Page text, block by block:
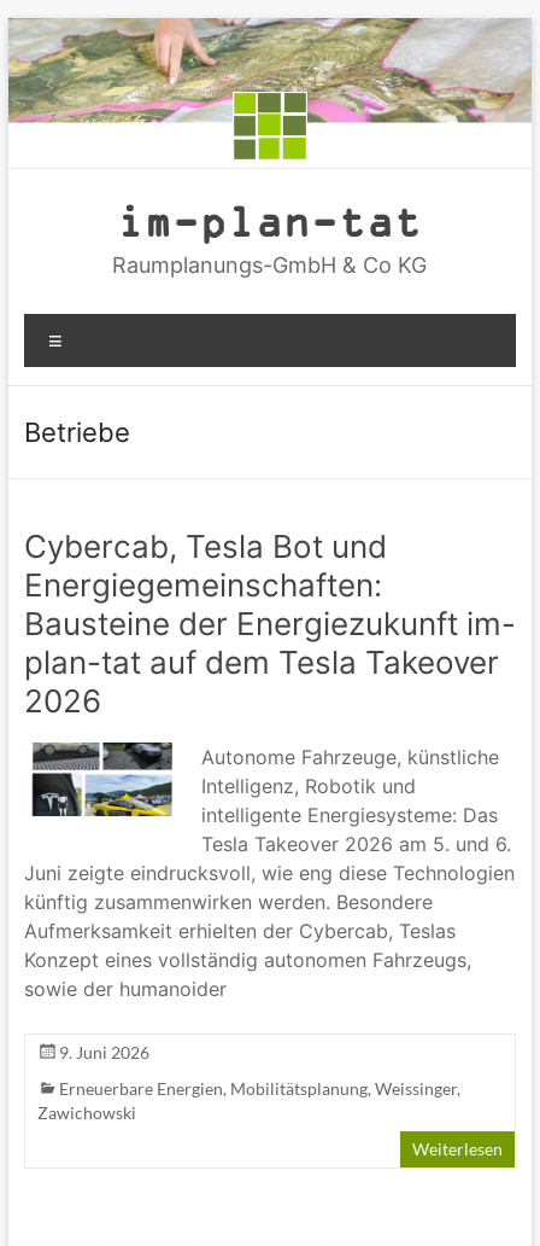
Zum
Inhalt
springen
im-plan-tat
Raumplanungs-GmbH & Co KG
Betriebe
Cybercab, Tesla Bot und
Energiegemeinschaften:
Bausteine der Energiezukunft im-
plan-tat auf dem Tesla Takeover
2026
Autonome Fahrzeuge, künstliche
Intelligenz, Robotik und
intelligente Energiesysteme: Das
Tesla Takeover 2026 am 5. und 6.
Juni zeigte eindrucksvoll, wie eng diese Technologien
künftig zusammenwirken werden. Besondere
Aufmerksamkeit erhielten der Cybercab, Teslas
Konzept eines vollständig autonomen Fahrzeugs,
sowie der humanoider
9. Juni 2026
Erneuerbare Energien, Mobilitätsplanung, Weissinger,
Zawichowski
Weiterlesen